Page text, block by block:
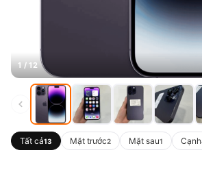
1 / 12
Tất cả13 Mặt trước2 Mặt sau1 Cạnh